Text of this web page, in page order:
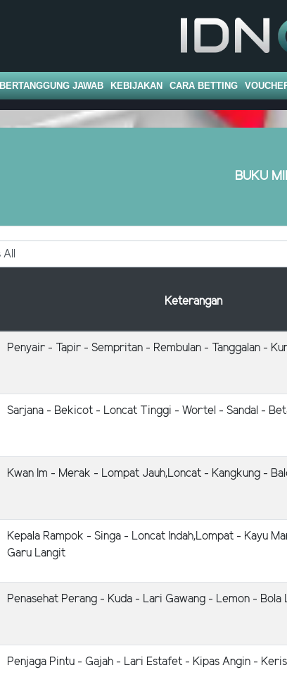
BERTANGGUNG JAWAB KEBIJAKAN CARA BETTING
BUKU
Keterangan
Penyair - Tapir - Sempritan - Rembulan - Tanggalan -
Sarjana - Bekicot - Loncat Tinggi - Wortel - Sandal -
Kwan Im - Merak - Lompat Jauh,Loncat - Kangkung -
Kepala Rampok - Singa - Loncat Indah,Lompat - Kayu
Garu Langit
Penasehat Perang - Kuda - Lari Gawang - Lemon - Bola
Penjaga Pintu - Gajah - Lari Estafet - Kipas Angin -